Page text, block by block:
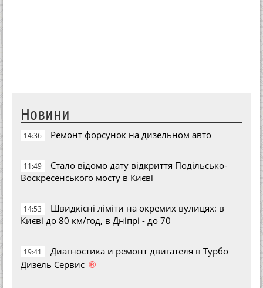
Новини
14:36 Ремонт форсунок на дизельном авто
11:49
Стало відомо дату відкриття Подільсько-
Воскресенського мосту в Києві
14:53
Швидкісні ліміти на окремих вулицях: в
Києві до 80 км/год, в Дніпрі - до 70
19:41
Диагностика и ремонт двигателя в Турбо
Дизель Сервис ®